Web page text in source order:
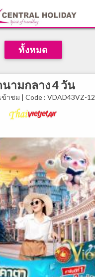
ทั้งหมด
นามกลาง 4 วัน
ข้าชม | Code : VDAD43VZ-12